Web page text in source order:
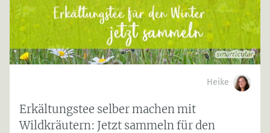
Heike
Erkältungstee selber machen mit
Wildkräutern: Jetzt sammeln für den